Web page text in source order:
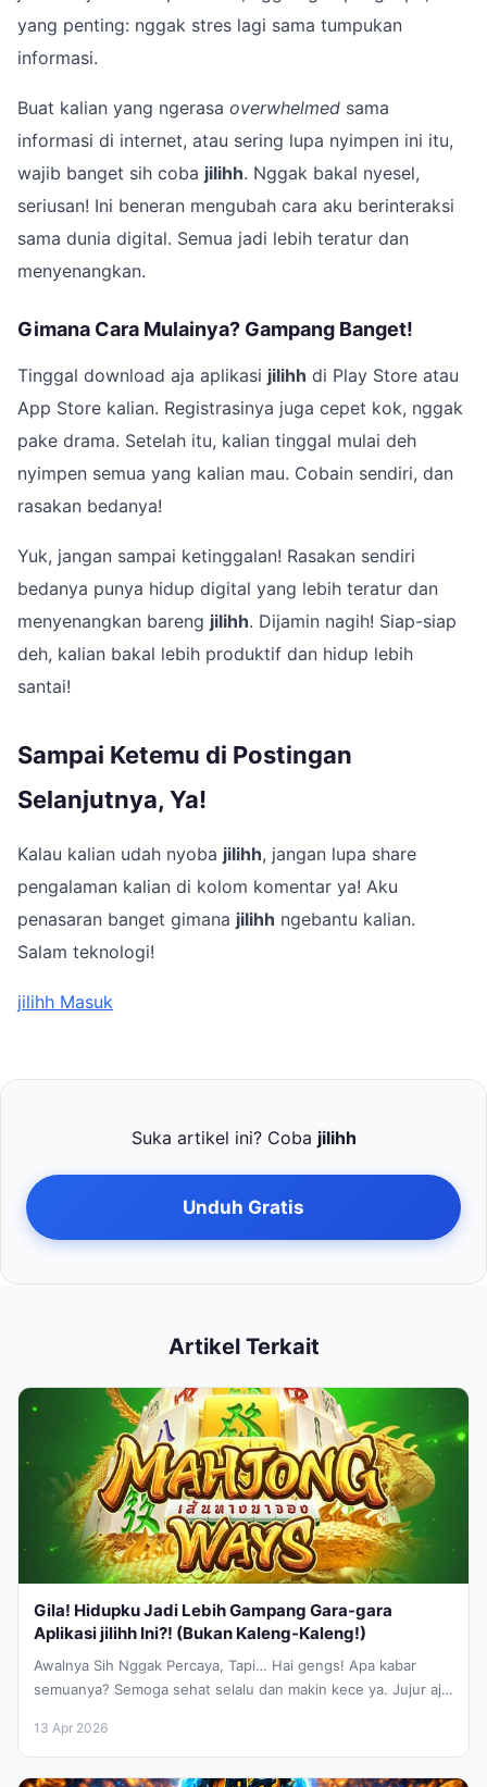
yang penting: nggak stres lagi sama tumpukan
informasi.
Buat kalian yang ngerasa overwhelmed sama
informasi di internet, atau sering lupa nyimpen ini itu,
wajib banget sih coba jilihh. Nggak bakal nyesel,
seriusan! Ini beneran mengubah cara aku berinteraksi
sama dunia digital. Semua jadi lebih teratur dan
menyenangkan.
Gimana Cara Mulainya? Gampang Banget!
Tinggal download aja aplikasi jilihh di Play Store atau
App Store kalian. Registrasinya juga cepet kok, nggak
pake drama. Setelah itu, kalian tinggal mulai deh
nyimpen semua yang kalian mau. Cobain sendiri, dan
rasakan bedanya!
Yuk, jangan sampai ketinggalan! Rasakan sendiri
bedanya punya hidup digital yang lebih teratur dan
menyenangkan bareng jilihh. Dijamin nagih! Siap-siap
deh, kalian bakal lebih produktif dan hidup lebih
santai!
Sampai Ketemu di Postingan
Selanjutnya, Ya!
Kalau kalian udah nyoba jilihh, jangan lupa share
pengalaman kalian di kolom komentar ya! Aku
penasaran banget gimana jilihh ngebantu kalian.
Salam teknologi!
jilihh Masuk
Suka artikel ini? Coba jilihh
Unduh Gratis
Artikel Terkait
Gila! Hidupku Jadi Lebih Gampang Gara-gara
Aplikasi jilihh Ini?! (Bukan Kaleng-Kaleng!)
Awalnya Sih Nggak Percaya, Tapi… Hai gengs! Apa kabar
semuanya? Semoga sehat selalu dan makin kece ya. Jujur aja,
13 Apr 2026